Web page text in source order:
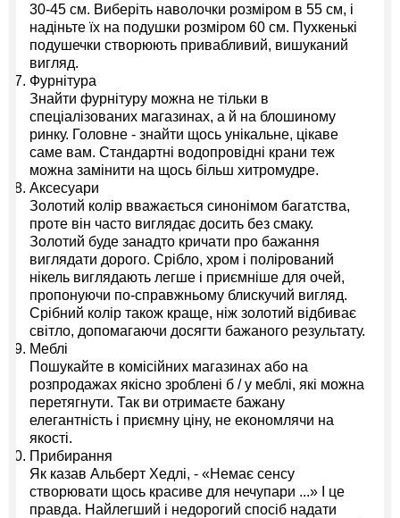
30-45 см. Виберіть наволочки розміром в 55 см, і
надіньте їх на подушки розміром 60 см. Пухкенькі
подушечки створюють привабливий, вишуканий
вигляд.
Фурнітура
Знайти фурнітуру можна не тільки в
спеціалізованих магазинах, а й на блошиному
ринку. Головне - знайти щось унікальне, цікаве
саме вам. Стандартні водопровідні крани теж
можна замінити на щось більш хитромудре.
Аксесуари
Золотий колір вважається синонімом багатства,
проте він часто виглядає досить без смаку.
Золотий буде занадто кричати про бажання
виглядати дорого. Срібло, хром і полірований
нікель виглядають легше і приємніше для очей,
пропонуючи по-справжньому блискучий вигляд.
Срібний колір також краще, ніж золотий відбиває
світло, допомагаючи досягти бажаного результату.
Меблі
Пошукайте в комісійних магазинах або на
розпродажах якісно зроблені б / у меблі, які можна
перетягнути. Так ви отримаєте бажану
елегантність і приємну ціну, не економлячи на
якості.
Прибирання
Як казав Альберт Хедлі, - «Немає сенсу
створювати щось красиве для нечупари ...» І це
правда. Найлегший і недорогий спосіб надати